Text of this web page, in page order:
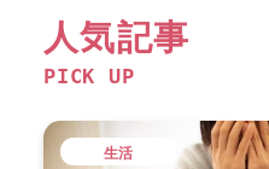
人気記事
PICK UP
生活